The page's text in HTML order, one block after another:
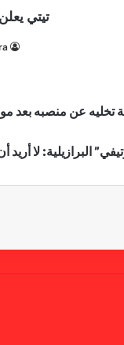
تيتي
يُعد حامل اللقب خمس مرات مرشحاً دائماً